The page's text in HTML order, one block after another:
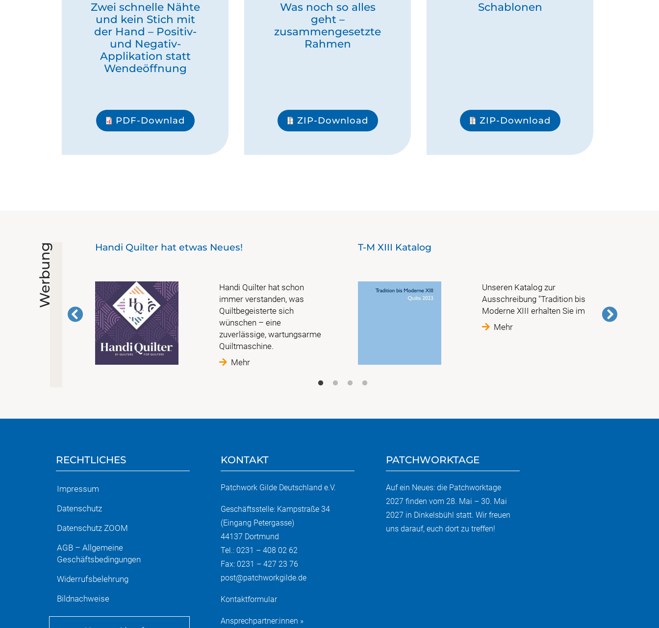
Zwei schnelle Nähte
und kein Stich mit
der Hand – Positiv-
und Negativ-
Applikation statt
Wendeöffnung
PDF-Downlad
Was noch so alles
geht –
zusammengesetzte
Rahmen
ZIP-Download
Schablonen
ZIP-Download
Werbung Handi Quilter hat etwas Neues!
Handi Quilter hat schon
immer verstanden, was
Quiltbegeisterte sich
wünschen – eine
zuverlässige, wartungsarme
Quiltmaschine.
Mehr
T-M XIII Katalog
Unseren Katalog zur
Ausschreibung "Tradition bis
Moderne XIII erhalten Sie im
Mehr
RECHTLICHES
Impressum
Datenschutz
Datenschutz ZOOM
AGB – Allgemeine
Geschäftsbedingungen
Widerrufsbelehrung
Bildnachweise
KONTAKT
Patchwork Gilde Deutschland e.V.
Geschäftsstelle: Kampstraße 34
(Eingang Petergasse)
44137 Dortmund
Tel.: 0231 – 408 02 62
Fax: 0231 – 427 23 76
post@patchworkgilde.de
Kontaktformular
Ansprechpartner:innen »
PATCHWORKTAGE
Auf ein Neues: die Patchworktage
2027 finden vom 28. Mai – 30. Mai
2027 in Dinkelsbühl statt. Wir freuen
uns darauf, euch dort zu treffen!